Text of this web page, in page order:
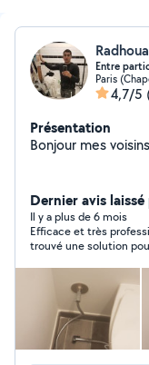
Entre
Paris
4,7/5
Présentation
Bonjour mes
Dernier avis
Il y a plus de 6 mois
Efficace et très
trouvé une solution